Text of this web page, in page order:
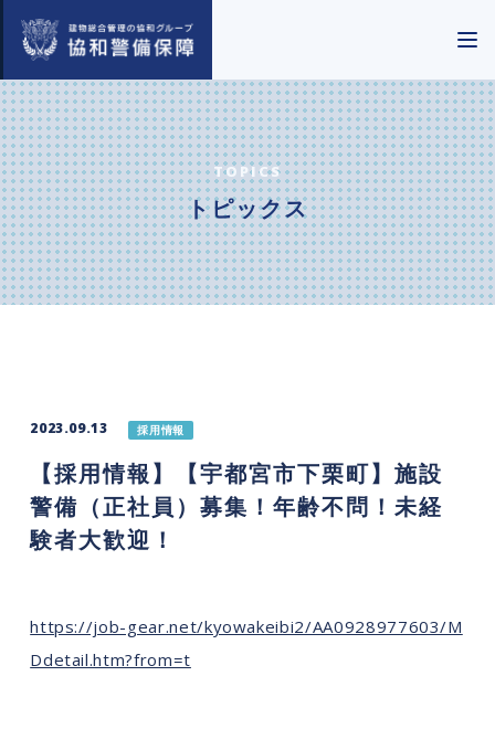
TOPICS
トピックス
2023.09.13 採用情報
【採用情報】【宇都宮市下栗町】施設
警備（正社員）募集！年齢不問！未経
験者大歓迎！
https://job-gear.net/kyowakeibi2/AA0928977603/M
Ddetail.htm?from=t